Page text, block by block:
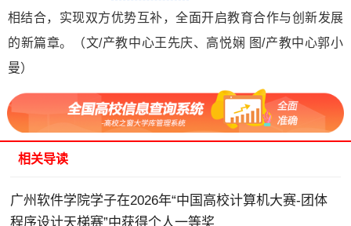
相结合，实现双方优势互补，全面开启教育合作与创新发展
的新篇章。（文/产教中心王先庆、高悦娴 图/产教中心郭小
曼）
相关导读
广州软件学院学子在2026年“中国高校计算机大赛-团体
程序设计天梯赛”中获得个人一等奖